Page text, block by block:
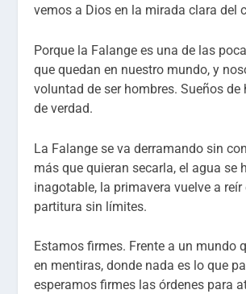
vemos a Dios en la mirada clara del
Porque la Falange es una de las
que quedan en nuestro mundo, y
voluntad de ser hombres. Sueños de
de verdad.
La Falange se va derramando sin
más que quieran secarla, el agua se
inagotable, la primavera vuelve a reír
partitura sin límites.
Estamos firmes. Frente a un mundo
en mentiras, donde nada es lo que
esperamos firmes las órdenes para